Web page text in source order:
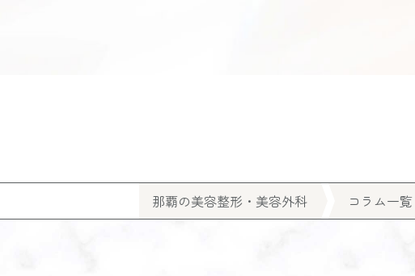
那覇の美容整形・美容外科 コラム一覧